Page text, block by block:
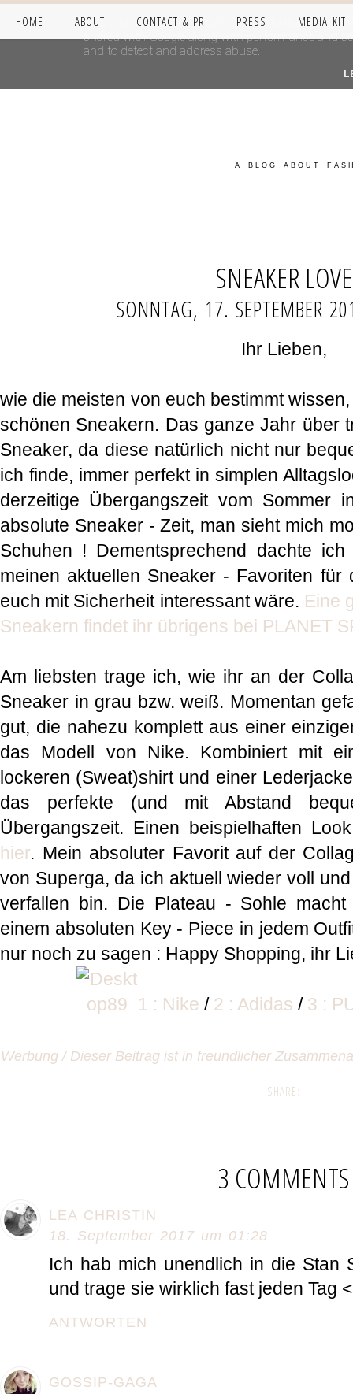
HOME ABOUT CONTACT & PR PRESS MEDIA KIT
A BLOG ABOUT
SNEAKER LOVE
SONNTAG, 17. SEPTEMBER
Ihr Lieben,
wie die meisten von euch bestimmt
schönen Sneakern. Das ganze Jahr über
Sneaker, da diese natürlich nicht nur
ich finde, immer perfekt in simplen
derzeitige Übergangszeit vom Sommer
absolute Sneaker - Zeit, man sieht mich
Schuhen ! Dementsprechend dachte
meinen aktuellen Sneaker - Favoriten
euch mit Sicherheit interessant wäre. Eine
Sneakern findet ihr übrigens bei PLANET
Am liebsten trage ich, wie ihr an der
Sneaker in grau bzw. weiß. Momentan
gut, die nahezu komplett aus einer
das Modell von Nike. Kombiniert mit
lockeren (Sweat)shirt und einer
das perfekte (und mit Abstand
Übergangszeit. Einen beispielhaften
hier. Mein absoluter Favorit auf der
von Superga, da ich aktuell wieder voll
verfallen bin. Die Plateau - Sohle
einem absoluten Key - Piece in jedem
nur noch zu sagen : Happy Shopping, ihr
1 : Nike / 2 : Adidas / 3 :
Werbung / Dieser Beitrag ist in freundlicher
SHARE:
3 COMMENTS
LEA CHRISTIN
18. September 2017 um 01:28
Ich hab mich unendlich in die Stan
und trage sie wirklich fast jeden Tag
ANTWORTEN
GOSSIP-GAGA
This site uses cookies from Google to deliver its
shared with Google along with performance and
and to detect and address abuse.